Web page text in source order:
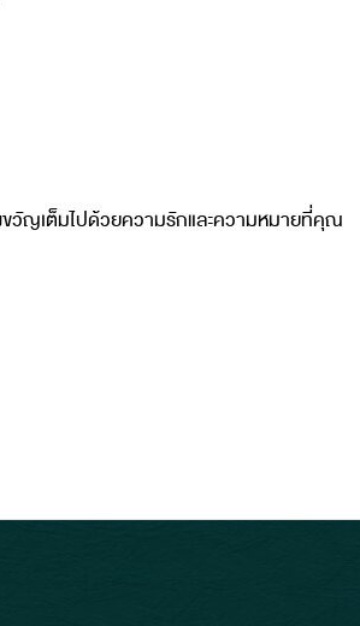
งขวัญเต็มไปด้วยความรักและความหมายที่คุณ